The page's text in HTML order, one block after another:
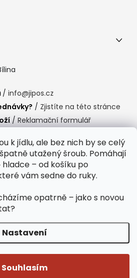
k jídlu, ale bez nich by se celý
utažený šroub. Pomáhají
– od košíku po
vám sedne do ruky.
opatrně – jako s novou
Nastavení
Souhlasím
/ info@jipos.cz
/ Zjistíte na této stránce
/ Reklamační formulář
- 11:30
Premium/Webdesign mi-ma.cz
práva vyhrazena.Upravit nastavení
cookies